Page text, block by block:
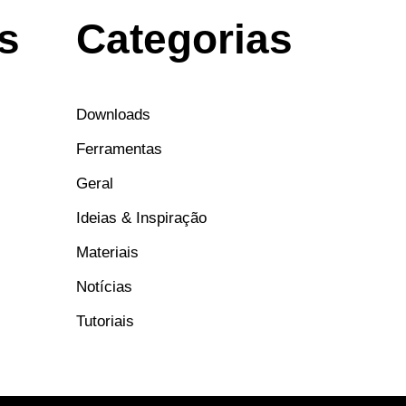
Categorias
Downloads
Ferramentas
Geral
Ideias & Inspiração
Materiais
Notícias
Tutoriais